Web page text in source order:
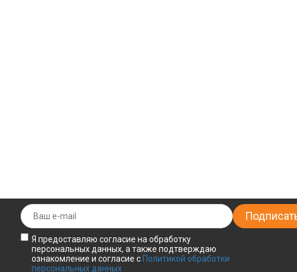
Я предоставляю согласие на обработку
персональных данных, а также подтверждаю
ознакомление и согласие с Политикой обработки
персональных данных